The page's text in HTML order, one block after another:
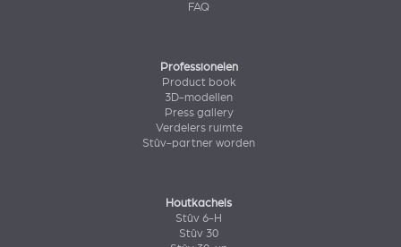
FAQ
Professionelen
Product book
3D-modellen
Press gallery
Verdelers ruimte
Stûv-partner worden
Houtkachels
Stûv 6-H
Stûv 30